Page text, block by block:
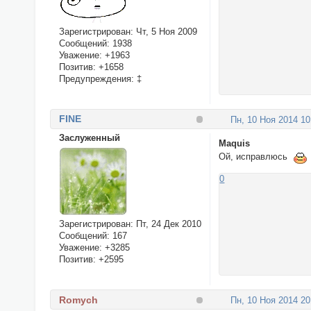
Зарегистрирован: Чт, 5 Ноя 2009
Сообщений: 1938
Уважение: +1963
Позитив: +1658
Предупреждения: ‡
Пн, 10 Ноя 2014
FINE
Заслуженный
Зарегистрирован: Пт, 24 Дек 2010
Сообщений: 167
Уважение: +3285
Позитив: +2595
Maquis
Ой, исправлюсь
0
Пн, 10 Ноя 2014
Romych